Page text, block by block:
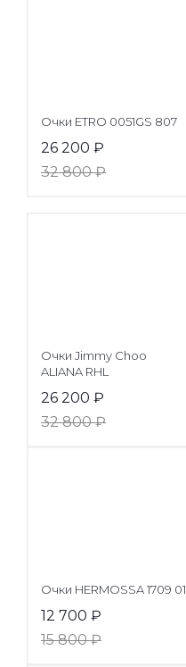
Очки ETRO 0051GS 807
26 200 ₽
32 800₽
Очки Jimmy Choo
ALIANA RHL
26 200 ₽
32 800₽
Очки HERMOSSA 1709 01
12 700 ₽
15 800₽